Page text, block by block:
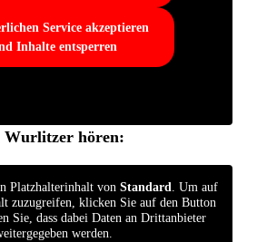
Service akzeptieren
Inhalte entsperren
Wurlitzer hören:
Platzhalterinhalt von Standard. Um auf
zuzugreifen, klicken Sie auf den Button
Sie, dass dabei Daten an Drittanbieter
werden.